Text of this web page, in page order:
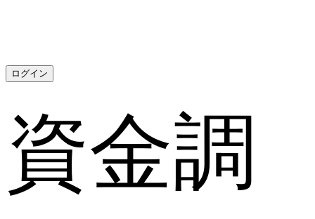
ログイン
資金調